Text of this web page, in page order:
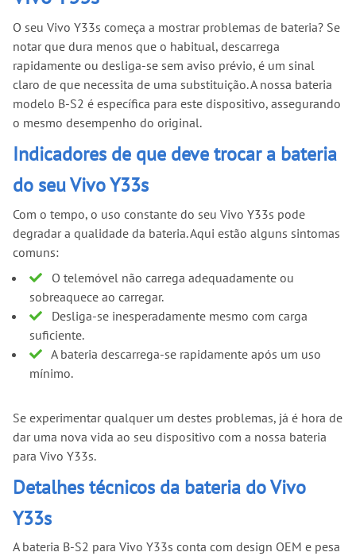
O seu Vivo Y33s começa a mostrar problemas de bateria? Se
notar que dura menos que o habitual, descarrega
rapidamente ou desliga-se sem aviso prévio, é um sinal
claro de que necessita de uma substituição. A nossa bateria
modelo B-S2 é específica para este dispositivo, assegurando
o mesmo desempenho do original.
Indicadores de que deve trocar a bateria
do seu Vivo Y33s
Com o tempo, o uso constante do seu Vivo Y33s pode
degradar a qualidade da bateria. Aqui estão alguns sintomas
comuns:
O telemóvel não carrega adequadamente ou
sobreaquece ao carregar.
Desliga-se inesperadamente mesmo com carga
suficiente.
A bateria descarrega-se rapidamente após um uso
mínimo.
Se experimentar qualquer um destes problemas, já é hora de
dar uma nova vida ao seu dispositivo com a nossa bateria
para Vivo Y33s.
Detalhes técnicos da bateria do Vivo
Y33s
A bateria B-S2 para Vivo Y33s conta com design OEM e pesa